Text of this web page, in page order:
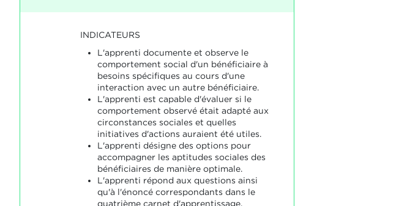
INDICATEURS
L'apprenti documente et observe le
comportement social d'un bénéficiaire à
besoins spécifiques au cours d'une
interaction avec un autre bénéficiaire.
L'apprenti est capable d'évaluer si le
comportement observé était adapté aux
circonstances sociales et quelles
initiatives d'actions auraient été utiles.
L'apprenti désigne des options pour
accompagner les aptitudes sociales des
bénéficiaires de manière optimale.
L'apprenti répond aux questions ainsi
qu'à l'énoncé correspondants dans le
quatrième carnet d'apprentissage.